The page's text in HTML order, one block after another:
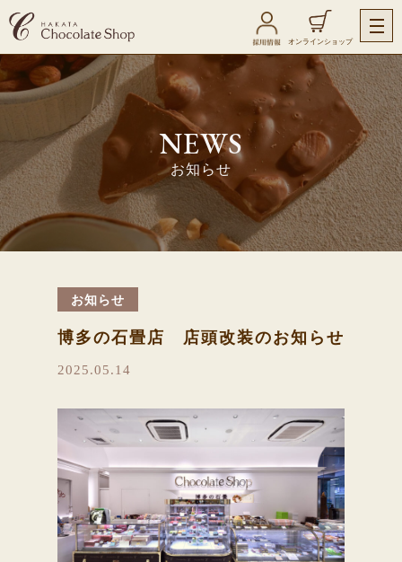
オンラインショップ
NEWS
お知らせ
お知らせ
博多の石畳店 店頭改装のお知らせ
2025.05.14